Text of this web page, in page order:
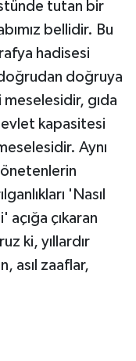
tutan bir
bellidir. Bu
hadisesi
doğruya
gıda
kapasitesi
Aynı
'Nasıl
açığa çıkaran
ki, yıllardır
asıl zaaflar,